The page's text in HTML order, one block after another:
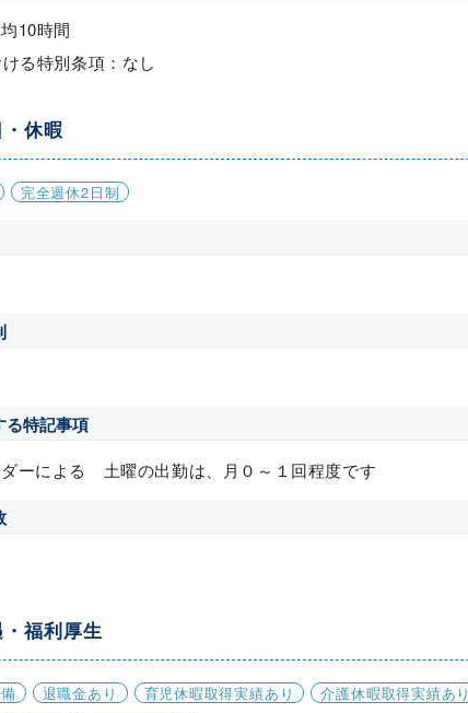
10時間
る特別条項：なし
休暇
完全週休2日制
る特記事項
ーによる 土曜の出勤は、月０～１回程度です
福利厚生
退職金あり 育児休暇取得実績あり
介護休暇取得実績あり